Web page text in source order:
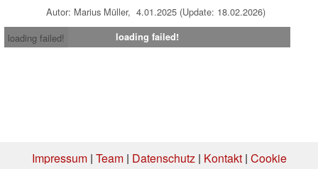
Autor: Marius Müller, 4.01.2025 (Update: 18.02.2026)
loading failed!
loading failed!
Impressum| Team| Datenschutz| Kontakt| Cookie